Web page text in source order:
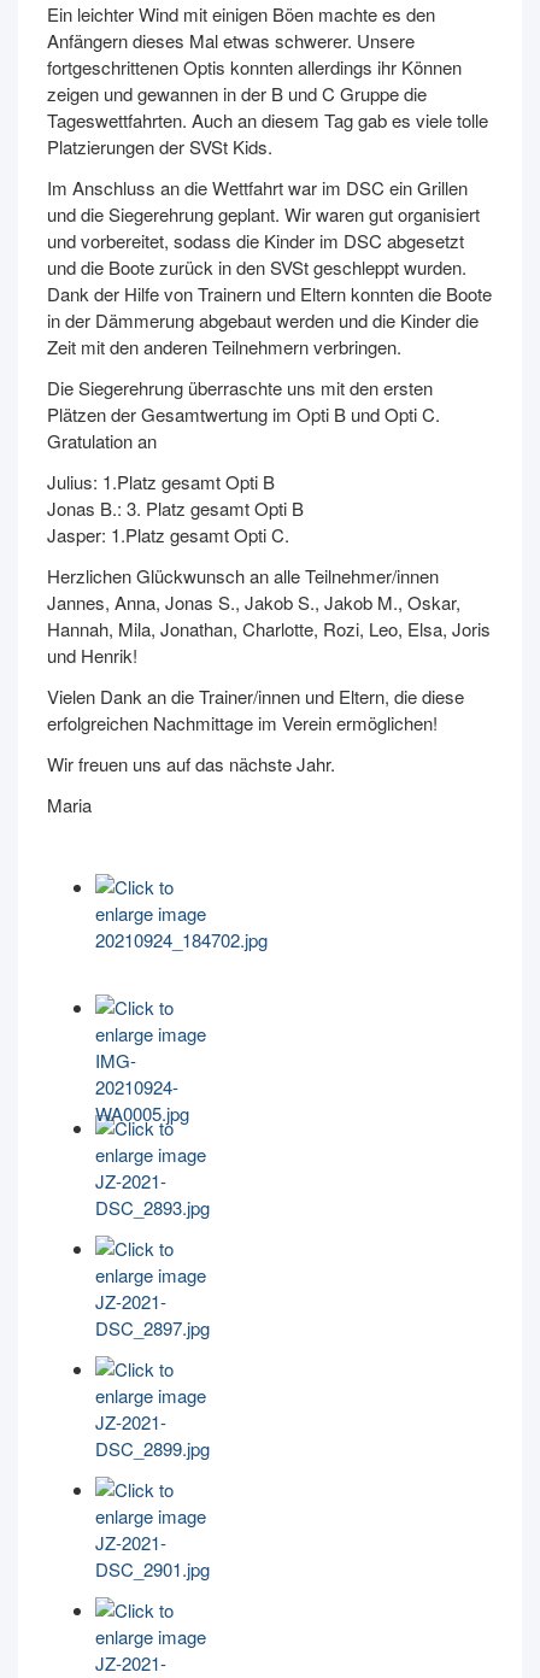
Ein leichter Wind mit einigen Böen machte es den
Anfängern dieses Mal etwas schwerer. Unsere
fortgeschrittenen Optis konnten allerdings ihr Können
zeigen und gewannen in der B und C Gruppe die
Tageswettfahrten. Auch an diesem Tag gab es viele tolle
Platzierungen der SVSt Kids.
Im Anschluss an die Wettfahrt war im DSC ein Grillen
und die Siegerehrung geplant. Wir waren gut organisiert
und vorbereitet, sodass die Kinder im DSC abgesetzt
und die Boote zurück in den SVSt geschleppt wurden.
Dank der Hilfe von Trainern und Eltern konnten die Boote
in der Dämmerung abgebaut werden und die Kinder die
Zeit mit den anderen Teilnehmern verbringen.
Die Siegerehrung überraschte uns mit den ersten
Plätzen der Gesamtwertung im Opti B und Opti C.
Gratulation an
Julius: 1.Platz gesamt Opti B
Jonas B.: 3. Platz gesamt Opti B
Jasper: 1.Platz gesamt Opti C.
Herzlichen Glückwunsch an alle Teilnehmer/innen
Jannes, Anna, Jonas S., Jakob S., Jakob M., Oskar,
Hannah, Mila, Jonathan, Charlotte, Rozi, Leo, Elsa, Joris
und Henrik!
Vielen Dank an die Trainer/innen und Eltern, die diese
erfolgreichen Nachmittage im Verein ermöglichen!
Wir freuen uns auf das nächste Jahr.
Maria